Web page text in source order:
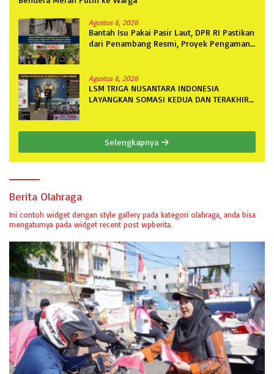
Agustus 6, 2026
Bantah Isu Pakai Pasir Laut, DPR RI Pastikan
dari Penambang Resmi, Proyek Pengaman
Agustus 6, 2026
LSM TRIGA NUSANTARA INDONESIA
LAYANGKAN SOMASI KEDUA DAN TERAKHIR
Selengkapnya
Berita Olahraga
Ini contoh widget dengan style gallery pada kategori olahraga, anda bisa
mengaturnya pada widget recent post wpberita.